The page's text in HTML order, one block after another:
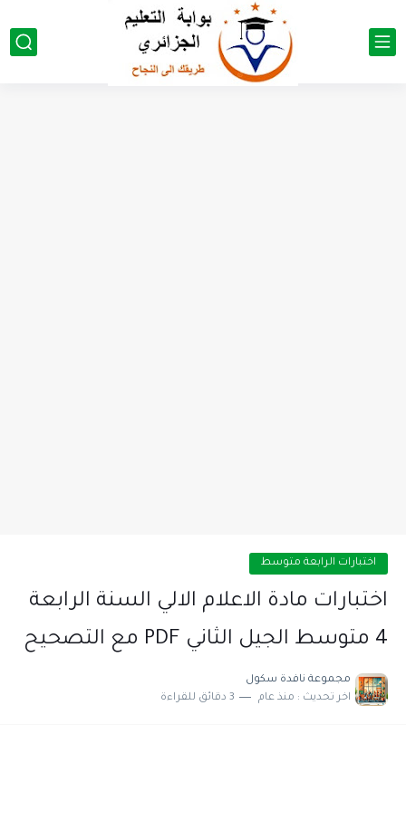
اختبارات الرابعة متوسط
اختبارات مادة الاعلام الالي السنة الرابعة
4 متوسط الجيل الثاني PDF مع التصحيح
مجموعة نافدة سكول
اخر تحديث : منذ عام 3 دقائق للقراءة